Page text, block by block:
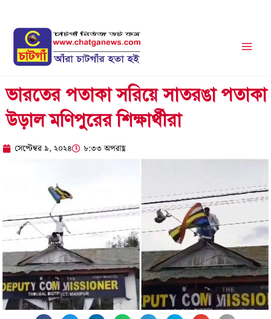
content
ভারতের পতাকা সরিয়ে সাতরঙা পতাকা
উড়াল মণিপুরের শিক্ষার্থীরা
সেপ্টেম্বর ৯, ২০২৪ ৮:৩৩ অপরাহ্ণ